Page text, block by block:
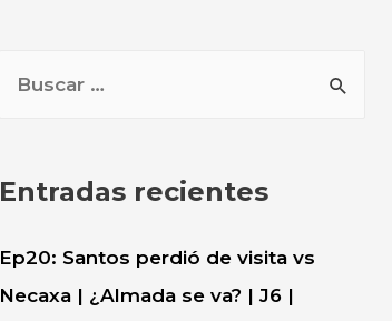
c
r
:
Entradas recientes
Ep20: Santos perdió de visita vs
Necaxa | ¿Almada se va? | J6 |